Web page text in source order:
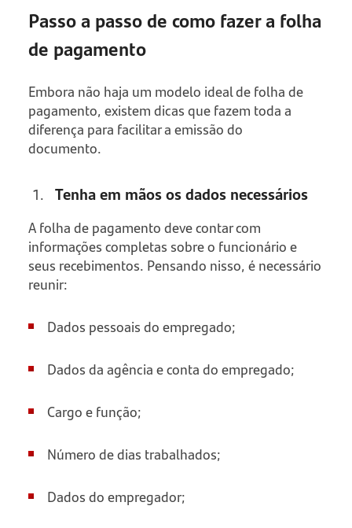
Passo a passo de como fazer a folha
de pagamento
Embora não haja um modelo ideal de folha de
pagamento, existem dicas que fazem toda a
diferença para facilitar a emissão do
documento.
Tenha em mãos os dados necessários
A folha de pagamento deve contar com
informações completas sobre o funcionário e
seus recebimentos. Pensando nisso, é necessário
reunir:
Dados pessoais do empregado;
Dados da agência e conta do empregado;
Cargo e função;
Número de dias trabalhados;
Dados do empregador;